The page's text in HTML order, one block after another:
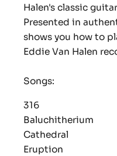
Halen's classic
Presented in
shows you how to
Eddie Van Halen
Songs:
316
Baluchitherium
Cathedral
Eruption